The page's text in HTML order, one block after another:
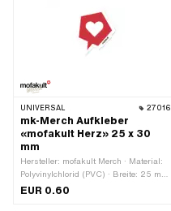
UNIVERSAL 27016
mk-Merch Aufkleber
«mofakult Herz» 25 x 30
mm
Hersteller: mofakult Merch · Material:
Polyvinylchlorid (PVC) · Breite: 25 mm
· Höhe: 30 mm · Beschaffenheit
EUR 0.60